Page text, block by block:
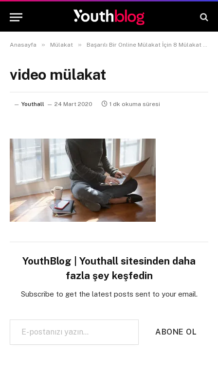
Anasayfa » Mülakat » Başarılı Bir Online Mülakat İçin 8 Mülakat Sorusu ve Cevapları
video mülakat
Youthall 24 Mart 2020 1 dk okuma süresi
YouthBlog | Youthall sitesinden daha
fazla şey keşfedin
Subscribe to get the latest posts sent to your email.
E-postanızı yazın…
ABONE OL